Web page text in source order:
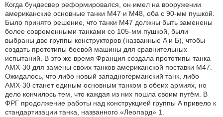
Когда бундесвер реформировался, он имел на вооружении
американские основные танки М47 и М48, оба с 90-мм пушкой.
Было принято решение, что танки М47 должны быть заменены
более современными танками со 105-мм пушкой, были
выбраны две группы конструкторов (названные A и Б), чтобы
создать прототипы боевой машины для сравнительных
испытаний. В это же время Франция создала прототипы танка
AMX-30 для замены своих танков американской поставки М47.
Ожидалось, что либо новый западногерманский танк, либо
AMX-30 станет единым основным танком в обеих армиях, но
дело кончилось тем, что каждая из них пошла своим путём. В
ФРГ продолжение работы над конструкцией группы A привело к
стандартизации танка, названного «Леопард» 1.